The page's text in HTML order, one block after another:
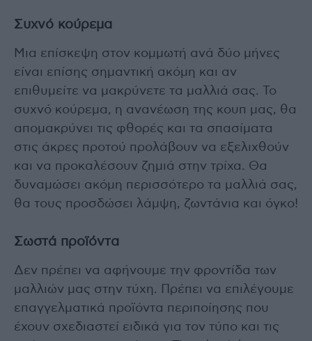
Συχνό κούρεμα
Μια επίσκεψη στον κομμωτή ανά δύο μήνες
είναι επίσης σημαντική ακόμη και αν
επιθυμείτε να μακρύνετε τα μαλλιά σας. Το
συχνό κούρεμα, η ανανέωση της κουπ μας, θα
απομακρύνει τις φθορές και τα σπασίματα
στις άκρες προτού προλάβουν να εξελιχθούν
και να προκαλέσουν ζημιά στην τρίχα. Θα
δυναμώσει ακόμη περισσότερο τα μαλλιά σας,
θα τους προσδώσει λάμψη, ζωντάνια και όγκο!
Σωστά προϊόντα
Δεν πρέπει να αφήνουμε την φροντίδα των
μαλλιών μας στην τύχη. Πρέπει να επιλέγουμε
επαγγελματικά προϊόντα περιποίησης που
έχουν σχεδιαστεί ειδικά για τον τύπο και τις